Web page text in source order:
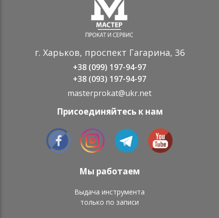
г. Харьков, проспект Гагарина, 36
+38 (099) 197-94-97
+38 (093) 197-94-97
masterprokat@ukr.net
Присоединяйтесь к нам
Мы работаем
Выдача инструмента
только по записи